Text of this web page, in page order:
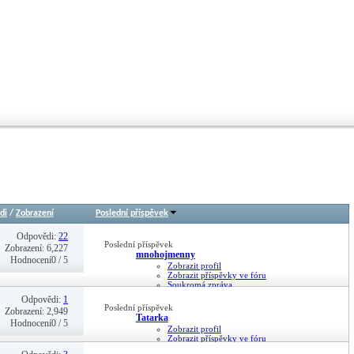
/ Zobrazení Poslední příspěvek
Odpovědi:22
Zobrazení: 6,227
Hodnocení0 / 5
Poslední příspěvek
mnohojmenny
Zobrazit profil
Zobrazit příspěvky ve fóru
Soukromá zpráva
Odpovědi: 1
Zobrazení: 2,949
Hodnocení0 / 5
Poslední příspěvek
Tatarka
Zobrazit profil
Zobrazit příspěvky ve fóru